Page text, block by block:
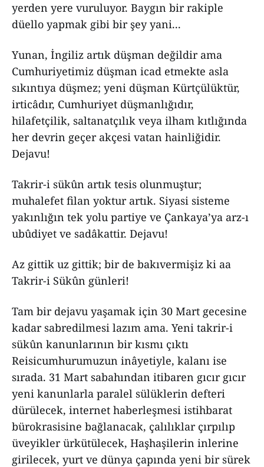
yerden yere vuruluyor. Baygın bir rakiple
düello yapmak gibi bir şey yani...
Yunan, İngiliz artık düşman değildir ama
Cumhuriyetimiz düşman icad etmekte asla
sıkıntıya düşmez; yeni düşman Kürtçülüktür,
irticâdır, Cumhuriyet düşmanlığıdır,
hilafetçilik, saltanatçılık veya ilham kıtlığında
her devrin geçer akçesi vatan hainliğidir.
Dejavu!
Takrir-i sükûn artık tesis olunmuştur;
muhalefet filan yoktur artık. Siyasi sisteme
yakınlığın tek yolu partiye ve Çankaya’ya arz-ı
ubûdiyet ve sadâkattir. Dejavu!
Az gittik uz gittik; bir de bakıvermişiz ki aa
Takrir-i Sükûn günleri!
Tam bir dejavu yaşamak için 30 Mart gecesine
kadar sabredilmesi lazım ama. Yeni takrir-i
sükûn kanunlarının bir kısmı çıktı
Reisicumhurumuzun inâyetiyle, kalanı ise
sırada. 31 Mart sabahından itibaren gıcır gıcır
yeni kanunlarla paralel sülüklerin defteri
dürülecek, internet haberleşmesi istihbarat
bürokrasisine bağlanacak, çalılıklar çırpılıp
üveyikler ürkütülecek, Haşhaşilerin inlerine
girilecek, yurt ve dünya çapında yeni bir sürek